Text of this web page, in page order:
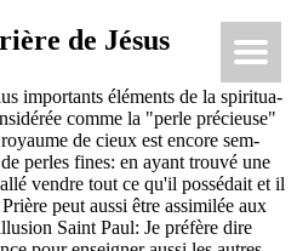
de Jésus
impor­tants élé­ments de la spi­ri­tua­
comme la "perle pré­cieuse"
de cieux est encore sem­
perles fines: en ayant trouvé une
vendre tout ce qu'il pos­sé­dait et il
peut aussi être assi­mi­lée aux
Saint Paul: Je pré­fère dire